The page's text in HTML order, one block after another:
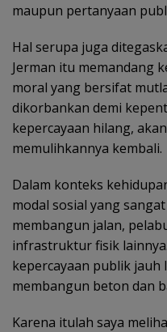
maupun pertanyaan
Hal serupa juga
Jerman itu memandang
moral yang bersifat
dikorbankan demi
kepercayaan hilang,
memulihkannya kembali.
Dalam konteks
modal sosial yang
membangun jalan,
infrastruktur fisik
kepercayaan publik
membangun beton dan
Karena itulah saya